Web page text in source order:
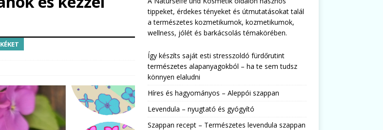
tippeket, érdekes tényeket és útmutatásokat talál
a természetes kozmetikumok, kozmetikumok,
wellness, jólét és barkácsolás témakörében.
Így készíts saját esti stresszoldó fürdőrutint
természetes alapanyagokból – ha te sem tudsz
könnyen elaludni
Híres és hagyományos – Aleppói szappan
Levendula – nyugtató és gyógyító
Szappan recept – Természetes levendula szappan